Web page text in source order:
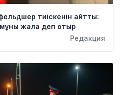
тиіскенін айтты:
жала деп отыр
Редакция